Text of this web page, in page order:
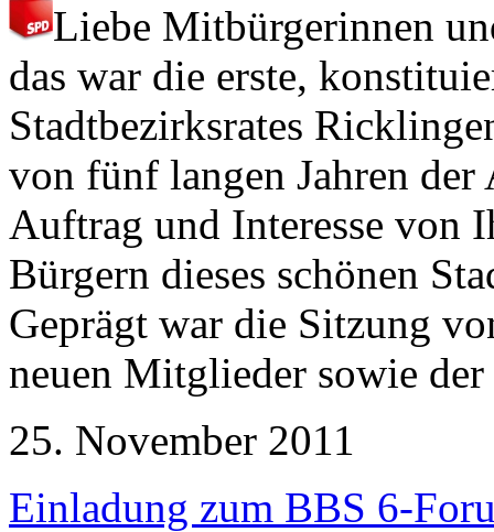
Liebe Mitbürgerinnen
das war die erste,
Stadtbezirksrates
von fünf langen Jahren
Auftrag und Interesse von
Bürgern dieses schönen
Geprägt war die Sitzung
neuen Mitglieder sowie der
25. November 2011
Einladung zum BBS 6-